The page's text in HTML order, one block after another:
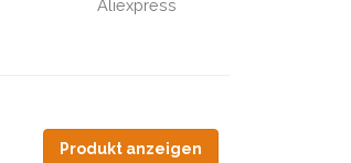
Aliexpress
Produkt anzeigen